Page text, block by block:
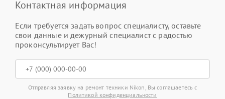
Контактная информация
Если требуется задать вопрос специалисту, оставьте
свои данные и дежурный специалист с радостью
проконсультирует Вас!
Отправляя заявку на ремонт техники Nikon, Вы соглашаетесь с
Политикой конфиденциальности